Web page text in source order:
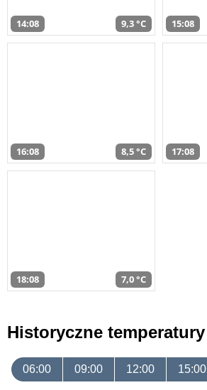
14:08 9,3 °C 15:08
16:08 8,5 °C 17:08
18:08 7,0 °C
Historyczne temperatury
06:00 09:00 12:00 15:00